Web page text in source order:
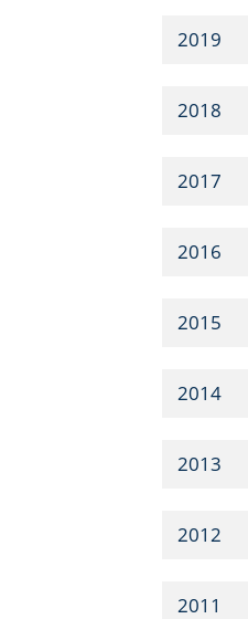
2019
2018
2017
2016
2015
2014
2013
2012
2011